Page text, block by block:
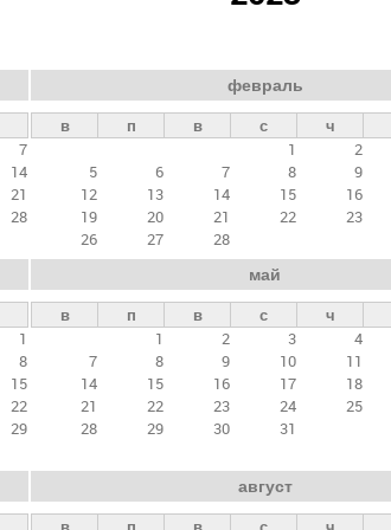
7
14
21
28
февраль
в п в с ч
1
2
5
6 7 8 9
12
13 14 15 16
19
20 21 22 23
26
27 28
1
8
15
22
29
май
в п в с ч
1
2 3 4
7
8 9 10 11
14
15 16 17 18
21
22 23 24 25
28
29 30 31
август